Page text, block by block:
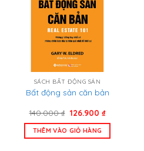
SÁCH BẤT ĐỘNG SẢN
Bất động sản căn bản
140.000₫ Giá
là:
140.000 ₫.
126.900 ₫Giá
tại
THÊM VÀO GIỎ HÀNG